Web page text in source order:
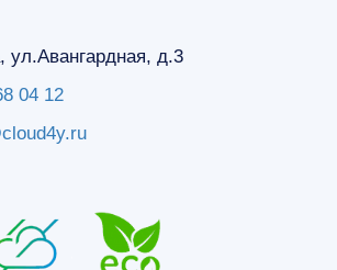
ул.Авангардная, д.3
04 12